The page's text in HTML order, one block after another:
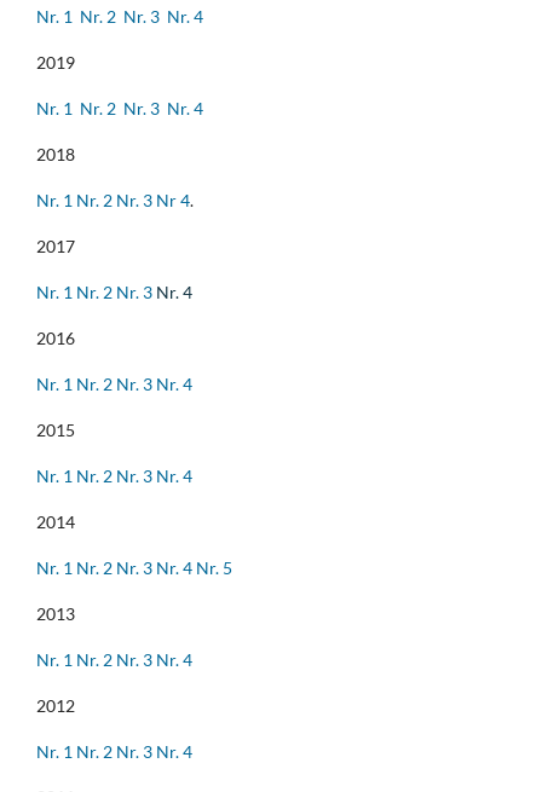
Nr. 1 Nr. 2 Nr. 3 Nr. 4
2019
Nr. 1 Nr. 2 Nr. 3 Nr. 4
2018
Nr. 1 Nr. 2 Nr. 3 Nr 4.
2017
Nr. 1 Nr. 2 Nr. 3 Nr. 4
2016
Nr. 1 Nr. 2 Nr. 3 Nr. 4
2015
Nr. 1 Nr. 2 Nr. 3 Nr. 4
2014
Nr. 1 Nr. 2 Nr. 3 Nr. 4 Nr. 5
2013
Nr. 1 Nr. 2 Nr. 3 Nr. 4
2012
Nr. 1 Nr. 2 Nr. 3 Nr. 4